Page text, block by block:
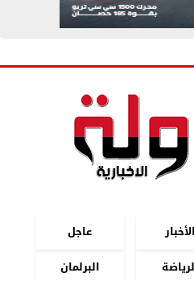
الأخبار
عاجل
البرلمان